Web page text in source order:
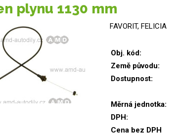
plynu 1130 mm
FAVORIT, FELICIA
Obj. kód:
Země původu:
Dostupnost:
Měrná jednotka:
DPH:
Cena bez DPH